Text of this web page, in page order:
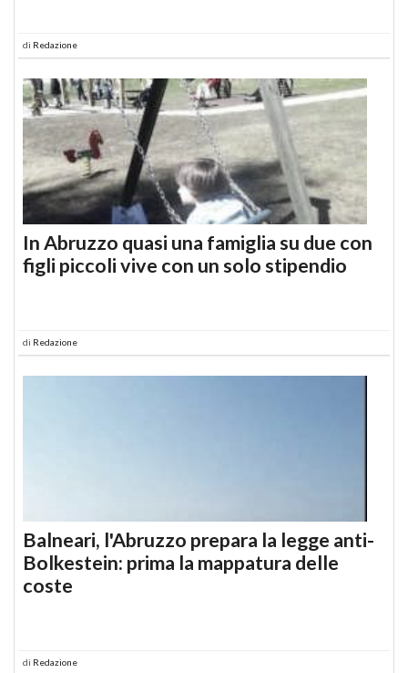
di Redazione
In Abruzzo quasi una famiglia su due con
figli piccoli vive con un solo stipendio
di Redazione
Balneari, l'Abruzzo prepara la legge anti-
Bolkestein: prima la mappatura delle
coste
di Redazione